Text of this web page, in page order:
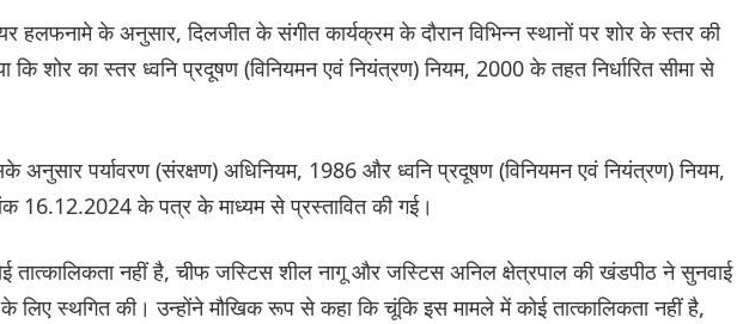
हलफनामे के अनुसार, दिलजीत के संगीत कार्यक्रम के दौरान विभिन्न स्थानों पर शोर के स्तर की
कि शोर का स्तर ध्वनि प्रदूषण (विनियमन एवं नियंत्रण) नियम, 2000 के तहत निर्धारित सीमा से
अनुसार पर्यावरण (संरक्षण) अधिनियम, 1986 और ध्वनि प्रदूषण (विनियमन एवं नियंत्रण) नियम,
16.12.2024 के पत्र के माध्यम से प्रस्तावित की गई।
तात्कालिकता नहीं है, चीफ जस्टिस शील नागू और जस्टिस अनिल क्षेत्रपाल की खंडपीठ ने सुनवाई
स्थगित की। उन्होंने मौखिक रूप से कहा कि चूंकि इस मामले में कोई तात्कालिकता नहीं है,